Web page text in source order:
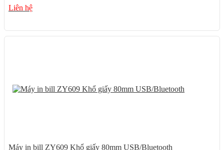
Liên hệ
Máy in bill ZY609 Khổ giấy 80mm USB/Bluetooth